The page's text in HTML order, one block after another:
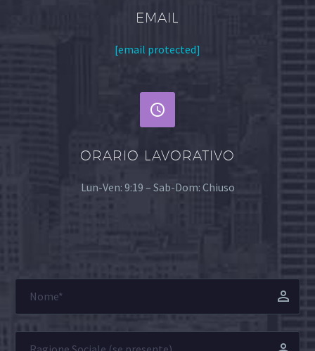
EMAIL
[email protected]


ORARIO LAVORATIVO
Lun-Ven: 9:19 – Sab-Dom: Chiuso